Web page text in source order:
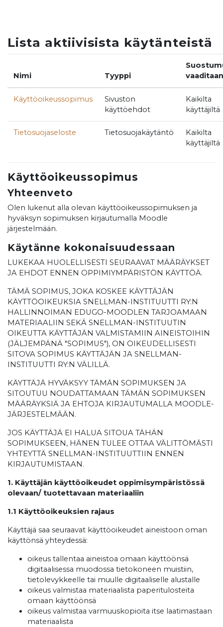
Lista aktiivisista käytänteistä
Nimi Tyyppi
vaaditaan
Käyttöoikeussopimus
Sivuston
käyttöehdot
Kaikilta
käyttäjiltä
Tietosuojaseloste Tietosuojakäytäntö
Kaikilta
käyttäjiltä
Käyttöoikeussopimus
Yhteenveto
Olen lukenut alla olevan käyttöoikeussopimuksen ja
hyväksyn sopimuksen kirjautumalla Moodle
järjestelmään.
Käytänne kokonaisuudessaan
LUKEKAA HUOLELLISESTI SEURAAVAT MÄÄRÄYKSET
JA EHDOT ENNEN OPPIMIYMPÄRISTÖN KÄYTTÖÄ.
TÄMÄ SOPIMUS, JOKA KOSKEE KÄYTTÄJÄN
KÄYTTÖOIKEUKSIA SNELLMAN-INSTITUUTTI RY:N
HALLINNOIMAN EDUGO-MOODLEN TARJOAMAAN
MATERIAALIIN SEKÄ SNELLMAN-INSTITUUTIN
OIKEUTTA KÄYTTÄJÄN VALMISTAMIIN AINEISTOIHIN
(JÄLJEMPÄNÄ "SOPIMUS"), ON OIKEUDELLISESTI
SITOVA SOPIMUS KÄYTTÄJÄN JA SNELLMAN-
INSTITUUTTI RY:N VÄLILLÄ.
KÄYTTÄJÄ HYVÄKSYY TÄMÄN SOPIMUKSEN JA
SITOUTUU NOUDATTAMAAN TÄMÄN SOPIMUKSEN
MÄÄRÄYKSIÄ JA EHTOJA KIRJAUTUMALLA MOODLE-
JÄRJESTELMÄÄN.
JOS KÄYTTÄJÄ EI HALUA SITOUA TÄHÄN
SOPIMUKSEEN, HÄNEN TULEE OTTAA VÄLITTÖMÄSTI
YHTEYTTÄ SNELLMAN-INSTITUUTTIIN ENNEN
KIRJAUTUMISTAAN.
1. Käyttäjän käyttöoikeudet oppimisympäristössä
olevaan/ tuotettavaan materiaaliin
1.1 Käyttöoikeuksien rajaus
Käyttäjä saa seuraavat käyttöoikeudet aineistoon oman
käyttönsä yhteydessä:
oikeus tallentaa aineistoa omaan käyttöönsä
digitaalisessa muodossa tietokoneen muistiin,
tietolevykkeelle tai muulle digitaaliselle alustalle
oikeus valmistaa materiaalista paperitulosteita
omaan käyttöönsä
oikeus valmistaa varmuuskopioita itse laatimastaan
materiaalista